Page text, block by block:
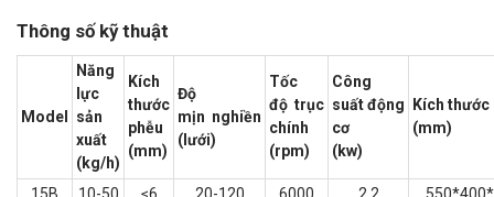
Thông số kỹ thuật
Model
Năng
lực
sản
xuất
(kg/h)
Kích
thước
phễu
(mm)
Độ
mịn nghiền
(lưới)
Tốc
độ trục
chính
(rpm)
Công
suất động
cơ
(kw)
Kích thước
(mm)